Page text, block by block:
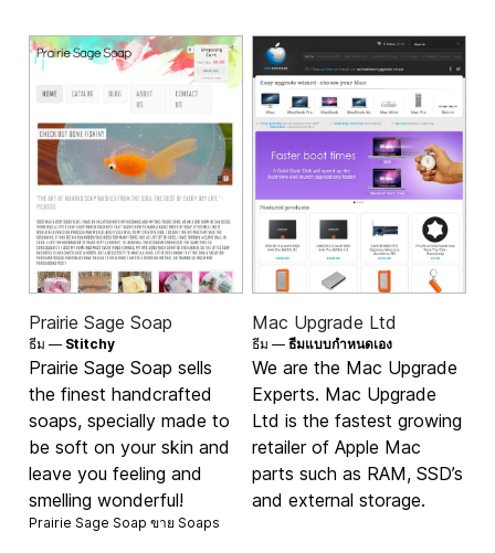
Prairie Sage Soap
ธีม — Stitchy
Prairie Sage Soap sells
the finest handcrafted
soaps, specially made to
be soft on your skin and
leave you feeling and
smelling wonderful!
Prairie Sage Soap ขาย Soaps
Mac Upgrade Ltd
ธีม — ธีมแบบกำหนดเอง
We are the Mac Upgrade
Experts. Mac Upgrade
Ltd is the fastest growing
retailer of Apple Mac
parts such as RAM, SSD’s
and external storage.